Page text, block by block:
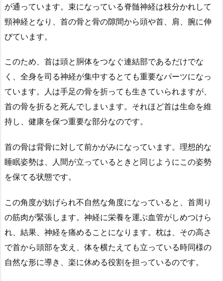
が通っています。束になっている脊髄神経は枝分かれして
頸神経となり、首の骨と骨の隙間から頭や首、肩、腕に伸
びています。
このため、首は頭と胴体をつなぐ連結部であるだけでな
く、全身を司る神経が集中するとても重要なパーツになっ
ています。人は手足の骨を折っても生きていられますが、
首の骨を折ると死んでしまいます。それほど首は生命を維
持し、健康を保つ重要な部分なのです。
首の骨は背骨に対して前かがみになっています。理想的な
睡眠姿勢は、人間が立っているときと同じようにこの姿勢
を保てる状態です。
この角度が妨げられ不自然な角度になっていると、首周り
の筋肉が緊張します。神経に栄養を運ぶ血管がしめつけら
れ、結果、神経を痛めることになります。枕は、その高さ
で首から頭部を支え、体を横たえても立っている時同様の
自然な形に導き、楽に休める役割を担っているのです。